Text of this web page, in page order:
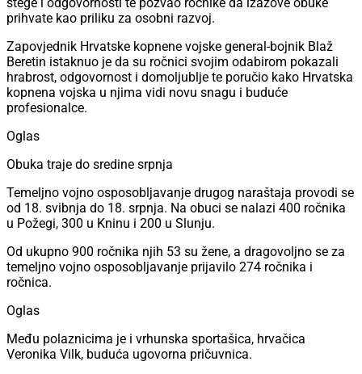
stege i odgovornosti te pozvao ročnike da izazove obuke
prihvate kao priliku za osobni razvoj.
Zapovjednik Hrvatske kopnene vojske general-bojnik Blaž
Beretin istaknuo je da su ročnici svojim odabirom pokazali
hrabrost, odgovornost i domoljublje te poručio kako Hrvatska
kopnena vojska u njima vidi novu snagu i buduće
profesionalce.
Oglas
Obuka traje do sredine srpnja
Temeljno vojno osposobljavanje drugog naraštaja provodi se
od 18. svibnja do 18. srpnja. Na obuci se nalazi 400 ročnika
u Požegi, 300 u Kninu i 200 u Slunju.
Od ukupno 900 ročnika njih 53 su žene, a dragovoljno se za
temeljno vojno osposobljavanje prijavilo 274 ročnika i
ročnica.
Oglas
Među polaznicima je i vrhunska sportašica, hrvačica
Veronika Vilk, buduća ugovorna pričuvnica.